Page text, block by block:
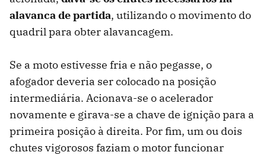
alavanca de partida, utilizando o movimento do
quadril para obter alavancagem.
Se a moto estivesse fria e não pegasse, o
afogador deveria ser colocado na posição
intermediária. Acionava-se o acelerador
novamente e girava-se a chave de ignição para a
primeira posição à direita. Por fim, um ou dois
chutes vigorosos faziam o motor funcionar